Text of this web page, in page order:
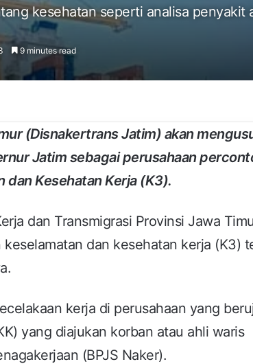
kesehatan seperti analisa penyakit
9 minutes read
(Disnakertrans Jatim) akan
Jatim sebagai perusahaan
Kesehatan Kerja (K3).
dan Transmigrasi Provinsi Jawa
dan kesehatan kerja (K3)
kerja di perusahaan yang
yang diajukan korban atau ahli waris
(BPJS Naker).